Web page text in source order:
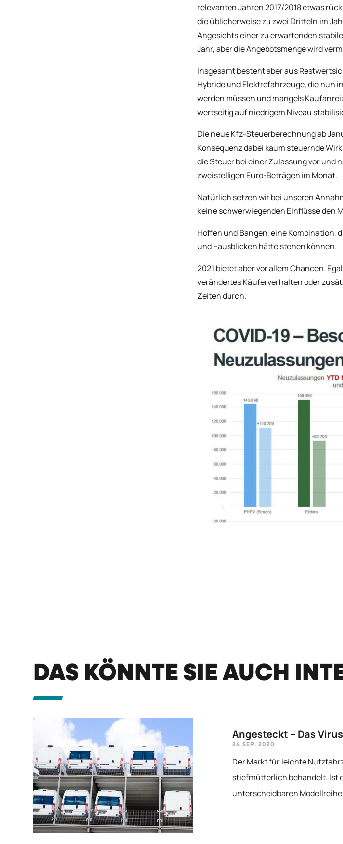
relevanten Jahren 2017/2018 etwas
die üblicherweise zu zwei Dritteln im
Angesichts einer zu erwartenden
Jahr, aber die Angebotsmenge wird
Insgesamt besteht aber aus
Hybride und Elektrofahrzeuge, die nun
werden müssen und mangels
wertseitig auf niedrigem Niveau
Die neue Kfz-Steuerberechnung ab
Konsequenz dabei kaum steuernde
die Steuer bei einer Zulassung vor und
zweistelligen Euro-Beträgen im Monat.
Natürlich setzen wir bei unseren
keine schwerwiegenden Einflüsse den
Hoffen und Bangen, eine Kombination,
und –ausblicken hätte stehen können.
2021 bietet aber vor allem Chancen.
verändertes Käuferverhalten oder
Zeiten durch.
DAS KÖNNTE SIE AUCH
Angesteckt – Das
24 SEP. 2020
Der Markt für leichte
stiefmütterlich behandelt. Ist
unterscheidbaren